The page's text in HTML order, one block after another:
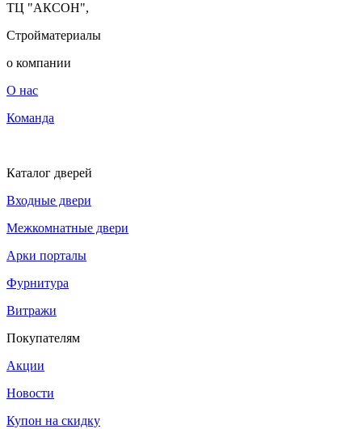
ТЦ "АКСОН",
Стройматериалы
о компании
О нас
Команда
Каталог дверей
Входные двери
Межкомнатные двери
Арки порталы
Фурнитура
Витражи
Покупателям
Акции
Новости
Купон на скидку